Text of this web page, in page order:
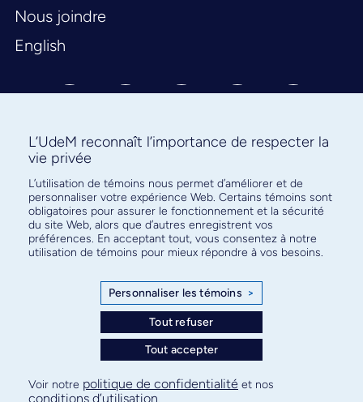
Nous joindre
English
Abonnez-vous à notre infolettre
pour connaître l’actualité facultaire
L’UdeM reconnaît l’importance de respecter la
vie privée
L’utilisation de témoins nous permet d’améliorer et de
personnaliser votre expérience Web. Certains témoins sont
obligatoires pour assurer le fonctionnement et la sécurité
du site Web, alors que d’autres enregistrent vos
préférences. En acceptant tout, vous consentez à notre
utilisation de témoins pour mieux répondre à vos besoins.
Personnaliser les témoins >
Tout refuser
Tout accepter
Voir notre politique de confidentialité et nos
conditions d’utilisation